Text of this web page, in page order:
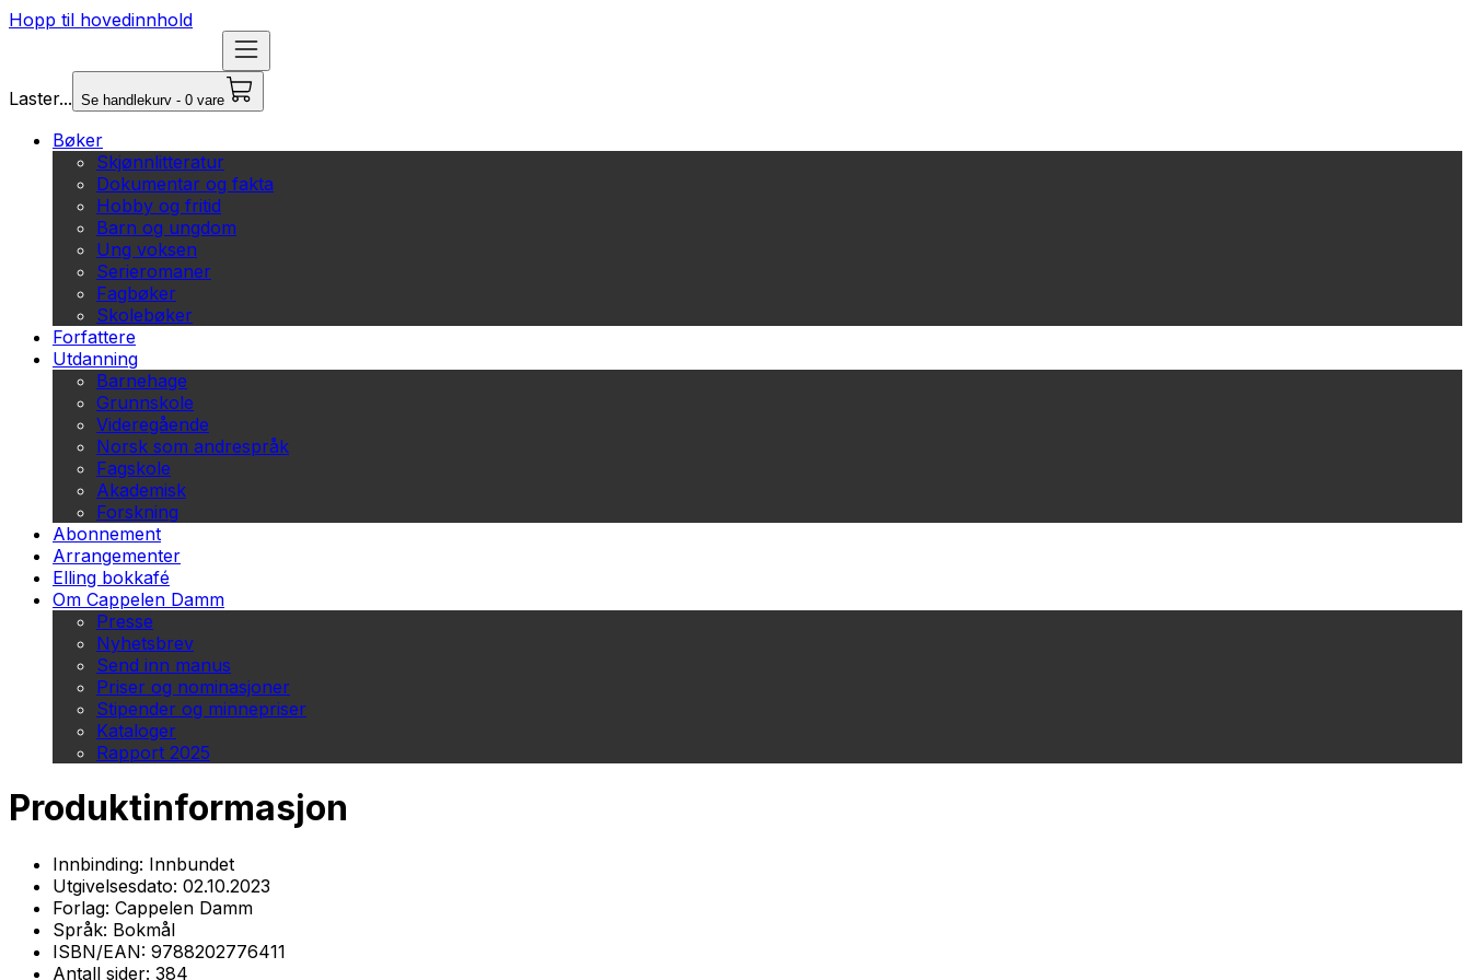
Hopp til hovedinnhold
Laster... Se handlekurv - 0 vare
Bøker
Skjønnlitteratur
Dokumentar og fakta
Hobby og fritid
Barn og ungdom
Ung voksen
Serieromaner
Fagbøker
Skolebøker
Forfattere
Utdanning
Barnehage
Grunnskole
Videregående
Norsk som andrespråk
Fagskole
Akademisk
Forskning
Abonnement
Arrangementer
Elling bokkafé
Om Cappelen Damm
Presse
Nyhetsbrev
Send inn manus
Priser og nominasjoner
Stipender og minnepriser
Kataloger
Rapport 2025
Produktinformasjon
Innbinding: Innbundet
Utgivelsesdato: 02.10.2023
Forlag: Cappelen Damm
Språk: Bokmål
ISBN/EAN: 9788202776411
Antall sider: 384